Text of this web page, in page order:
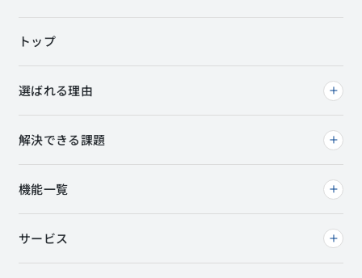
トップ
選ばれる理由
解決できる課題
機能一覧
サービス